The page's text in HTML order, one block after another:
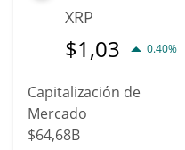
XRP
$1,03 0.40%
Capitalización de
Mercado
$64,68B